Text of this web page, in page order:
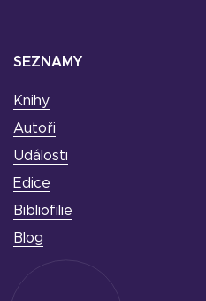
SEZNAMY
Knihy
Autoři
Události
Edice
Bibliofilie
Blog